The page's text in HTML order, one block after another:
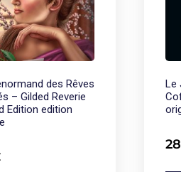
des Rêves
– Gilded Reverie
Edition edition
Le